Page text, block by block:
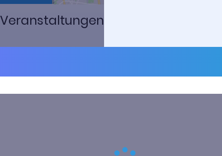
Veranstaltungen